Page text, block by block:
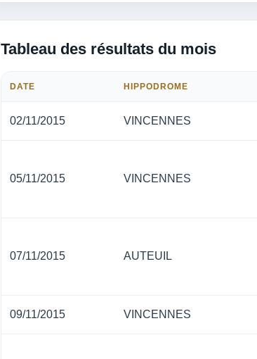
Tableau des résultats du mois
DATE HIPPODROME
02/11/2015 VINCENNES
05/11/2015 VINCENNES
07/11/2015 AUTEUIL
09/11/2015 VINCENNES